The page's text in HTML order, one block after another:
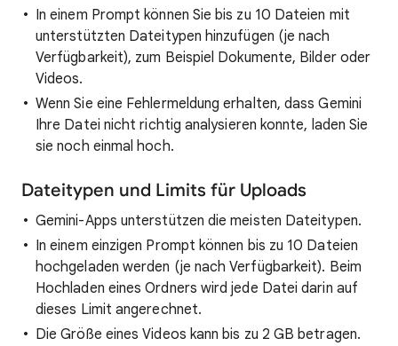
In einem Prompt können Sie bis zu 10 Dateien mit
unterstützten Dateitypen hinzufügen (je nach
Verfügbarkeit), zum Beispiel Dokumente, Bilder oder
Videos.
Wenn Sie eine Fehlermeldung erhalten, dass Gemini
Ihre Datei nicht richtig analysieren konnte, laden Sie
sie noch einmal hoch.
Dateitypen und Limits für Uploads
Gemini-Apps unterstützen die meisten Dateitypen.
In einem einzigen Prompt können bis zu 10 Dateien
hochgeladen werden (je nach Verfügbarkeit). Beim
Hochladen eines Ordners wird jede Datei darin auf
dieses Limit angerechnet.
Die Größe eines Videos kann bis zu 2 GB betragen.